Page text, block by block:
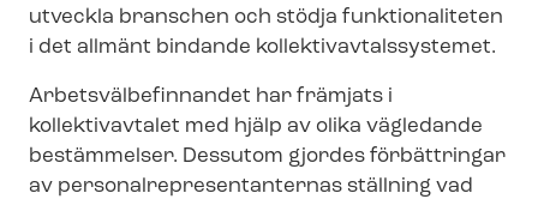
utveckla branschen och stödja funktionaliteten
i det allmänt bindande kol­lek­tivav­tals­sy­ste­met.
Ar­betsväl­be­fin­nan­det har främjats i
kollektivavtalet med hjälp av olika vägledande
bestämmelser. Dessutom gjordes förbättringar
av per­so­nal­re­pre­sen­tan­ter­nas ställning vad